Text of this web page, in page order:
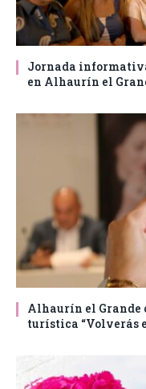
Jornada
en Alhaurín el
Alhaurín el Grande
turística “Volverás